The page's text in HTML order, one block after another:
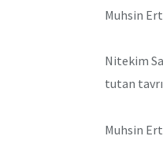
Muhsin
Nitekim
tutan
Muhsin